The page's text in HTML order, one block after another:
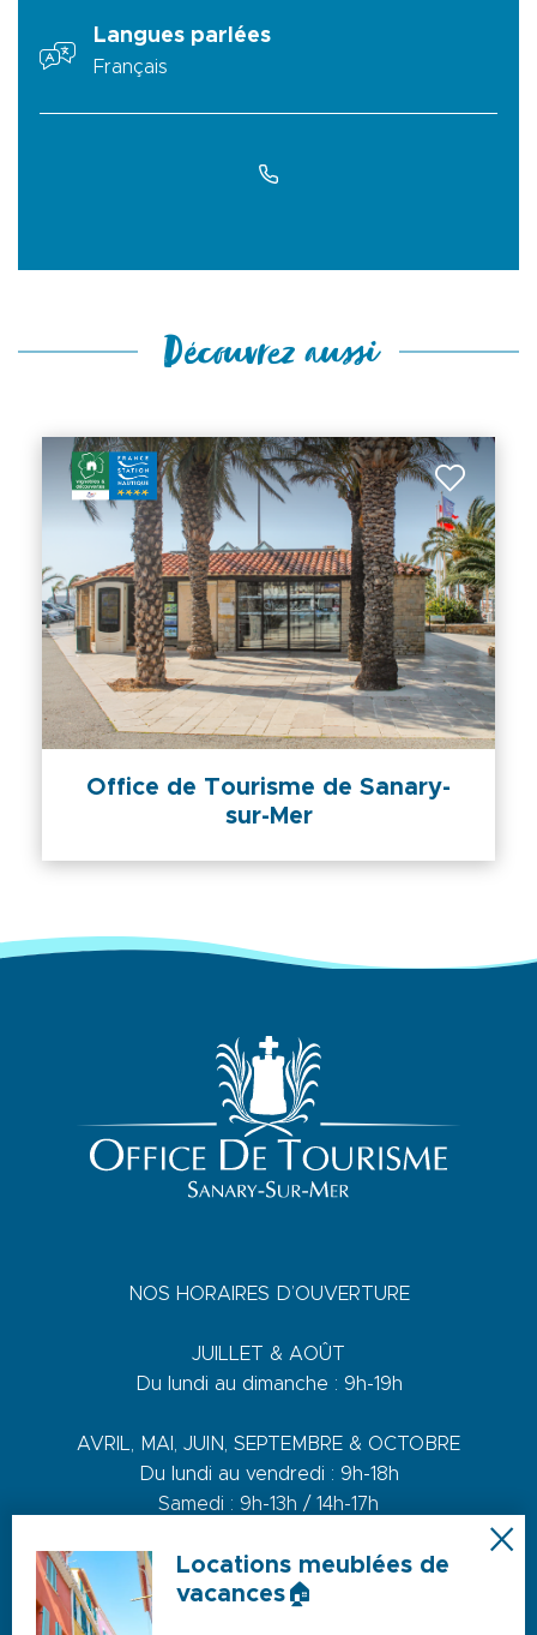
Langues parlées
Français
Découvrez aussi
Office de Tourisme de Sanary-
sur-Mer
NOS HORAIRES D’OUVERTURE
JUILLET & AOÛT
Du lundi au dimanche : 9h-19h
AVRIL, MAI, JUIN, SEPTEMBRE & OCTOBRE
Du lundi au vendredi : 9h-18h
Samedi : 9h-13h / 14h-17h
DE NOVEMBRE A MARS
Du lundi au vendredi : 9h-12h30 / 14h-17h30
Locations meublées de
vacances🏠